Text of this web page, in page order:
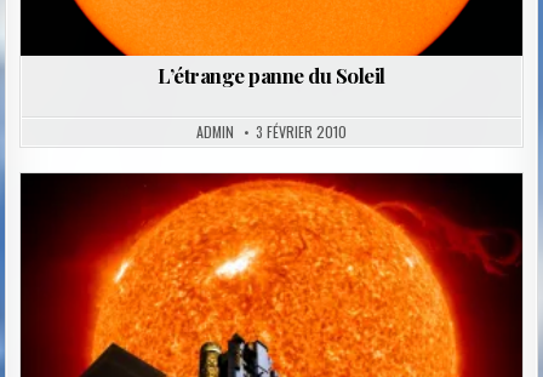
L’étrange panne du Soleil
ADMIN 3 FÉVRIER 2010
Posted
in